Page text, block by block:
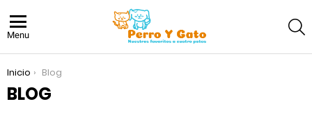
Menu
You are here:
Inicio Blog
BLOG